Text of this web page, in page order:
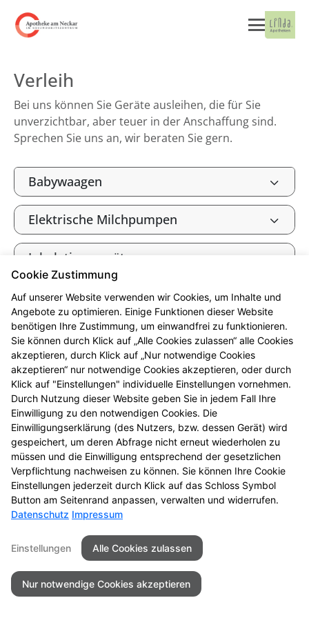
Verleih
Bei uns können Sie Geräte ausleihen, die für Sie
unverzichtbar, aber teuer in der Anschaffung sind.
Sprechen Sie uns an, wir beraten Sie gern.
Babywaagen
Elektrische Milchpumpen
Inhalationsgeräte
Seitenübersicht Kontakt
Impressum
Datenschutz
Barrierefreiheit
© 2026 Apotheke am Neckar
Cookie Zustimmung
Auf unserer Website verwenden wir Cookies, um Inhalte und
Angebote zu optimieren. Einige Funktionen dieser Website
benötigen Ihre Zustimmung, um einwandfrei zu funktionieren.
Sie können durch Klick auf „Alle Cookies zulassen“ alle Cookies
akzeptieren, durch Klick auf „Nur notwendige Cookies
akzeptieren“ nur notwendige Cookies akzeptieren, oder durch
Klick auf "Einstellungen" individuelle Einstellungen vornehmen.
Durch Nutzung dieser Website geben Sie in jedem Fall Ihre
Einwilligung zu den notwendigen Cookies. Die
Einwilligungserklärung (des Nutzers, bzw. dessen Gerät) wird
gespeichert, um deren Abfrage nicht erneut wiederholen zu
müssen und die Einwilligung entsprechend der gesetzlichen
Verpflichtung nachweisen zu können. Sie können Ihre Cookie
Einstellungen jederzeit durch Klick auf das Schloss Symbol
Button am Seitenrand anpassen, verwalten und widerrufen.
Datenschutz Impressum
Einstellungen Alle Cookies zulassen
Nur notwendige Cookies akzeptieren